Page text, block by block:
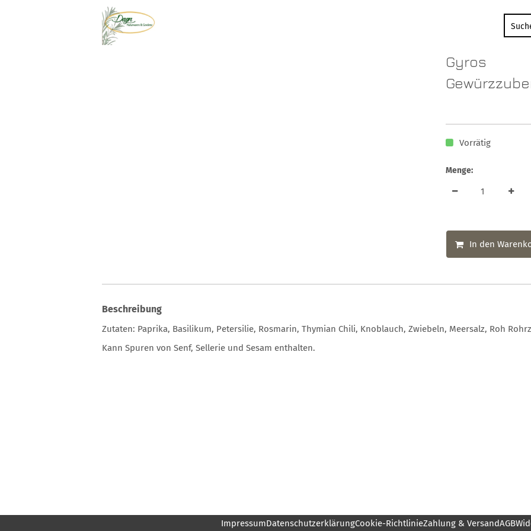
Gyros
Vorrätig
Menge:
In den
Beschreibung
Zutaten: Paprika, Basilikum, Petersilie, Rosmarin, Thymian Chili, Knoblauch, Zwiebeln, Meersalz, Roh
Kann Spuren von Senf, Sellerie und Sesam enthalten.
ImpressumDatenschutzerklärungCookie-RichtlinieZahlung & VersandAGB